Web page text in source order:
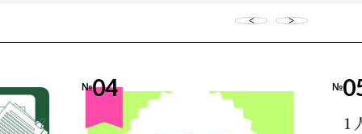
№04 №